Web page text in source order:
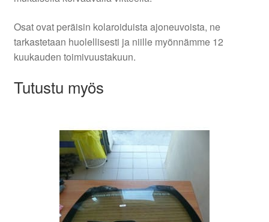
Osat ovat peräisin kolaroiduista ajoneuvoista, ne
tarkastetaan huolellisesti ja niille myönnämme 12
kuukauden toimivuustakuun.
Tutustu myös